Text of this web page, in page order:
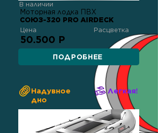
В наличии
Моторная лодка ПВХ
СОЮЗ-320 PRO AIRDECK
Цена Расцветка
50.500 Р
ПОДРОБНЕЕ
Надувное
дно
Легкая!